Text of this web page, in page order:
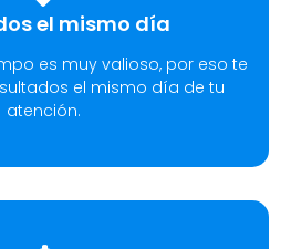
el mismo día
es muy valioso, por eso te
el mismo día de tu
atención.